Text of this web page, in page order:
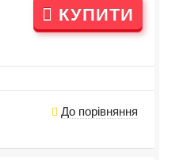
КУПИТИ
До порівняння